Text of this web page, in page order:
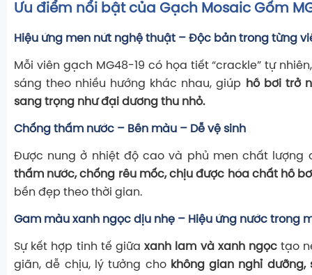
Ưu điểm nổi bật của Gạch Mosaic Gốm
Hiệu ứng men nứt nghệ thuật – Độc bản trong từng
Mỗi viên gạch MG48-19 có họa tiết “crackle” tự
sáng theo nhiều hướng khác nhau, giúp
hồ bơi trở
sang trọng như đại dương thu nhỏ.
Chống thấm nước – Bền màu – Dễ vệ sinh
Được nung ở nhiệt độ cao và phủ men chất lượng
thấm nước, chống rêu mốc, chịu được hóa chất hồ
bền đẹp theo thời gian.
Gam màu xanh ngọc dịu nhẹ – Hiệu ứng nước trong
Sự kết hợp tinh tế giữaxanh lam và xanh ngọc tạo
giãn, dễ chịu, lý tưởng cho không gian nghỉ